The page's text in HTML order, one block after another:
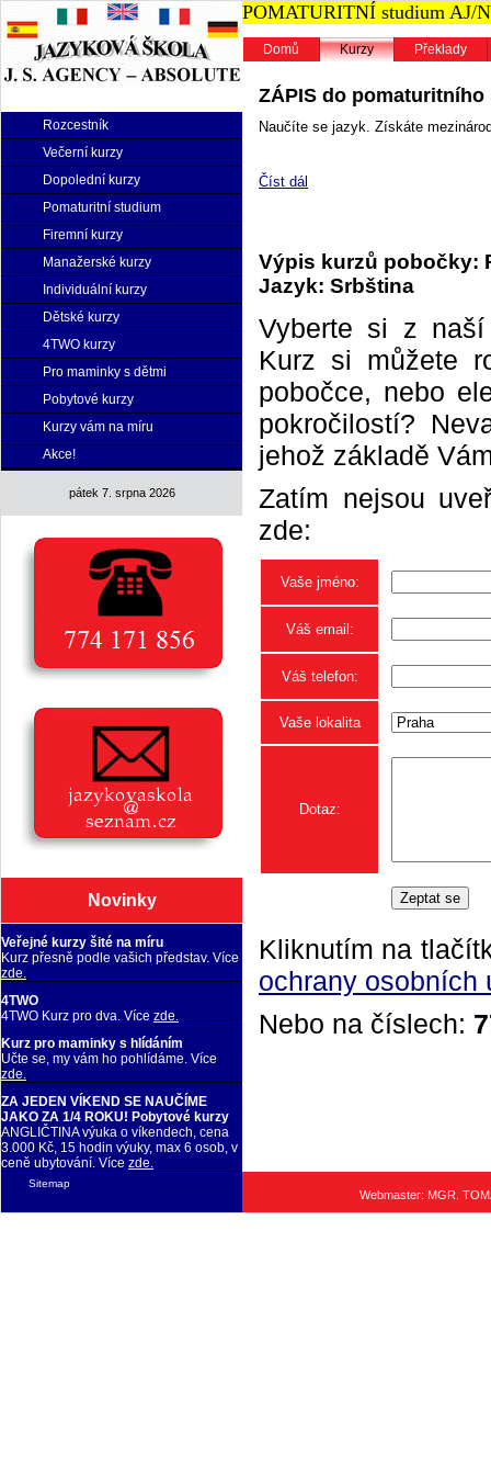
Rozcestník
Večerní kurzy
Dopolední kurzy
Pomaturitní studium
Firemní kurzy
Manažerské kurzy
Individuální kurzy
Dětské kurzy
4TWO kurzy
Pro maminky s dětmi
Pobytové kurzy
Kurzy vám na míru
Akce!
pátek 7. srpna 2026
Novinky
Veřejné kurzy šité na míru
Kurz přesně podle vašich představ. Více
zde.
4TWO
4TWO Kurz pro dva. Více zde.
Kurz pro maminky s hlídáním
Učte se, my vám ho pohlídáme. Více
zde.
ZA JEDEN VÍKEND SE NAUČÍME
JAKO ZA 1/4 ROKU! Pobytové kurzy
ANGLIČTINA výuka o víkendech, cena
3.000 Kč, 15 hodin výuky, max 6 osob, v
ceně ubytování. Více zde.
POMATURITNÍ studium AJ/
Domů Kurzy Překlady
ZÁPIS do pomaturitního
Naučíte se jazyk. Získáte
Číst dál
Výpis kurzů pobočky:
Jazyk: Srbština
Vyberte si z
Kurz si můžete
pobočce, nebo
pokročilostí?
jehož základě
Zatím nejsou
zde:
Vaše jméno:
Váš email:
Váš telefon:
Vaše lokalita
Dotaz:
Kliknutím na
ochrany osobních
Nebo na číslech:
Webmaster: MGR.
Sitemap